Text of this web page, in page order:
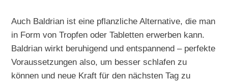
Auch Baldrian ist eine pflanzliche Alternative, die man
in Form von Tropfen oder Tabletten erwerben kann.
Baldrian wirkt beruhigend und entspannend – perfekte
Voraussetzungen also, um besser schlafen zu
können und neue Kraft für den nächsten Tag zu